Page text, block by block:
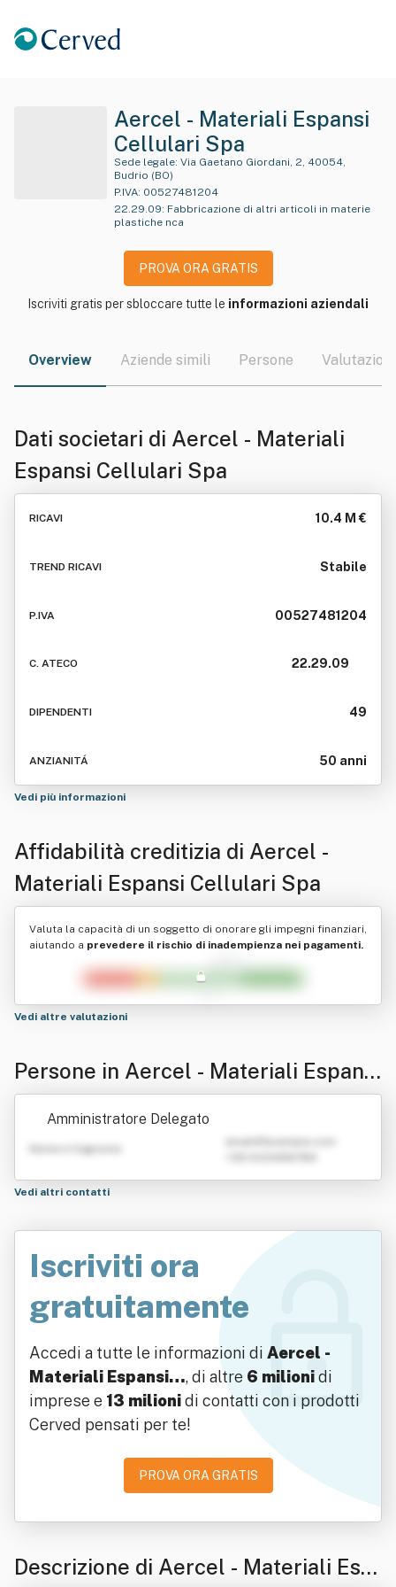
Aercel - Materiali Espansi
Cellulari Spa
Sede legale:
Budrio (BO)
P.IVA: 00527481204
22.29.09: Fabbricazione di altri articoli in materie
plastiche nca
PROVA ORA GRATIS
Iscriviti gratis per sbloccare tutte le informazioni aziendali
Overview Aziende simili Persone Valutazioni
Dati societari di Aercel - Materiali
Espansi Cellulari Spa
RICAVI 10.4 M €
TREND RICAVI Stabile
P.IVA 00527481204
C. ATECO 22.29.09
DIPENDENTI 49
ANZIANITÁ 50 anni
Vedi più informazioni
Affidabilità creditizia di Aercel -
Materiali Espansi Cellulari Spa
Valuta la capacità di un soggetto di onorare gli impegni finanziari,
aiutando a prevedere il rischio di inadempienza nei pagamenti.
Vedi altre valutazioni
Persone in Aercel - Materiali Espansi
Cellulari Spa
Amministratore Delegato
Nome e Cognome
Vedi altri contatti
Iscriviti ora
gratuitamente
Accedi a tutte le informazioni di Aercel -
Materiali Espansi…, di altre 6 milionidi
imprese e 13 milionidi contatti con i prodotti
Cerved pensati per te!
PROVA ORA GRATIS
Descrizione di Aercel - Materiali Esp